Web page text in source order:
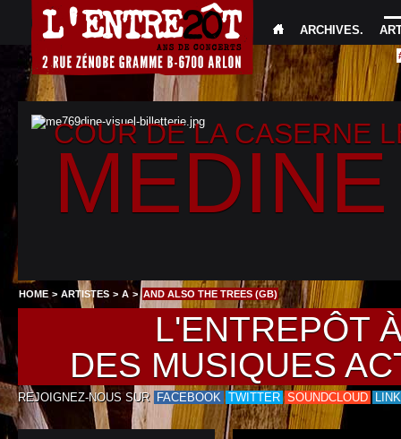
ARCHIVES.
COUR DE LA CASERNE
MEDINE
HOME > ARTISTES > A > AND ALSO THE TREES (GB)
L'ENTREPÔT
DES MUSIQUES
REJOIGNEZ-NOUS SUR FACEBOOK TWITTER SOUNDCLOUD